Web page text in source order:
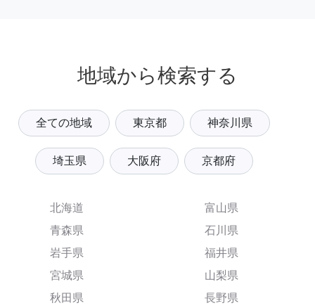
地域から検索する
全ての地域 東京都 神奈川県
埼玉県 大阪府 京都府
北海道
青森県
岩手県
宮城県
秋田県
富山県
石川県
福井県
山梨県
長野県